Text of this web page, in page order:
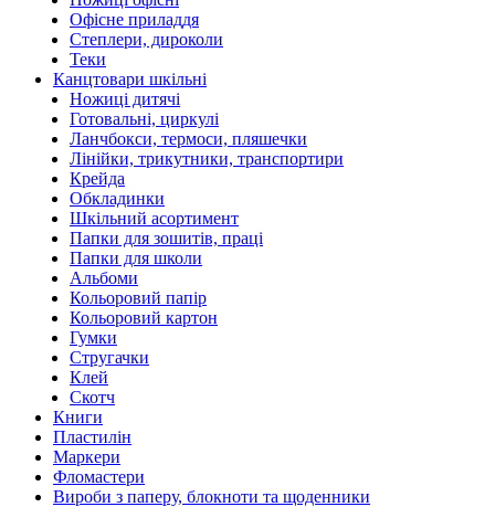
Офісне приладдя
Степлери, дироколи
Теки
Канцтовари шкільні
Ножиці дитячі
Готовальні, циркулі
Ланчбокси, термоси, пляшечки
Лінійки, трикутники, транспортири
Крейда
Обкладинки
Шкільний асортимент
Папки для зошитів, праці
Папки для школи
Альбоми
Кольоровий папір
Кольоровий картон
Гумки
Стругачки
Клей
Скотч
Книги
Пластилін
Маркери
Фломастери
Вироби з паперу, блокноти та щоденники